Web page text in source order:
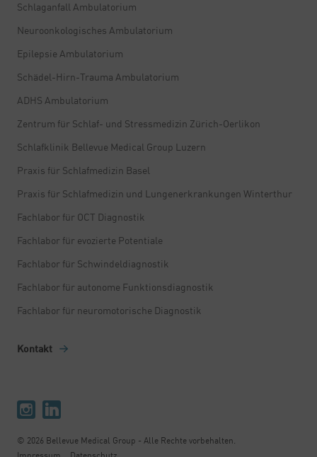
Schlaganfall Ambulatorium
Neuroonkologisches Ambulatorium
Epilepsie Ambulatorium
Schädel-Hirn-Trauma Ambulatorium
ADHS Ambulatorium
Zentrum für Schlaf- und Stressmedizin Zürich-Oerlikon
Schlafklinik Bellevue Medical Group Luzern
Praxis für Schlafmedizin Basel
Praxis für Schlafmedizin und Lungenerkrankungen Winterthur
Fachlabor für OCT Diagnostik
Fachlabor für evozierte Potentiale
Fachlabor für Schwindeldiagnostik
Fachlabor für autonome Funktionsdiagnostik
Fachlabor für neuromotorische Diagnostik
Kontakt
© 2026 Bellevue Medical Group - Alle Rechte vorbehalten.